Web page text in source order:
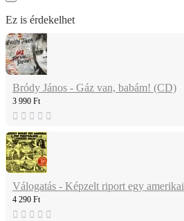
Ez is érdekelhet
Bródy János - Gáz van, babám! (CD)
3 990 Ft
Válogatás - Képzelt riport egy
4 290 Ft